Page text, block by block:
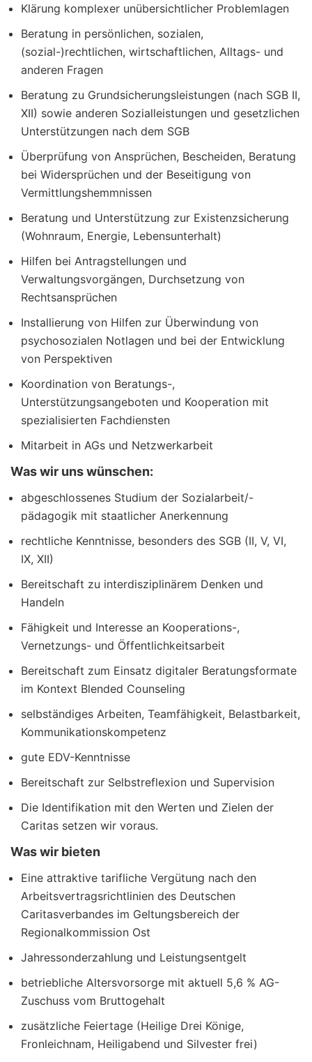
Klärung komplexer unübersichtlicher Problemlagen
Beratung in persönlichen, sozialen,
(sozial-)rechtlichen, wirtschaftlichen, Alltags- und
anderen Fragen
Beratung zu Grundsicherungsleistungen (nach SGB II,
XII) sowie anderen Sozialleistungen und gesetzlichen
Unterstützungen nach dem SGB
Überprüfung von Ansprüchen, Bescheiden, Beratung
bei Widersprüchen und der Beseitigung von
Vermittlungshemmnissen
Beratung und Unterstützung zur Existenzsicherung
(Wohnraum, Energie, Lebensunterhalt)
Hilfen bei Antragstellungen und
Verwaltungsvorgängen, Durchsetzung von
Rechtsansprüchen
Installierung von Hilfen zur Überwindung von
psychosozialen Notlagen und bei der Entwicklung
von Perspektiven
Koordination von Beratungs-,
Unterstützungsangeboten und Kooperation mit
spezialisierten Fachdiensten
Mitarbeit in AGs und Netzwerkarbeit
Was wir uns wünschen:
abgeschlossenes Studium der Sozialarbeit/-
pädagogik mit staatlicher Anerkennung
rechtliche Kenntnisse, besonders des SGB (II, V, VI,
IX, XII)
Bereitschaft zu interdisziplinärem Denken und
Handeln
Fähigkeit und Interesse an Kooperations-,
Vernetzungs- und Öffentlichkeitsarbeit
Bereitschaft zum Einsatz digitaler Beratungsformate
im Kontext Blended Counseling
selbständiges Arbeiten, Teamfähigkeit, Belastbarkeit,
Kommunikationskompetenz
gute EDV-Kenntnisse
Bereitschaft zur Selbstreflexion und Supervision
Die Identifikation mit den Werten und Zielen der
Caritas setzen wir voraus.
Was wir bieten
Eine attraktive tarifliche Vergütung nach den
Arbeitsvertragsrichtlinien des Deutschen
Caritasverbandes im Geltungsbereich der
Regionalkommission Ost
Jahressonderzahlung und Leistungsentgelt
betriebliche Altersvorsorge mit aktuell 5,6 % AG-
Zuschuss vom Bruttogehalt
zusätzliche Feiertage (Heilige Drei Könige,
Fronleichnam, Heiligabend und Silvester frei)